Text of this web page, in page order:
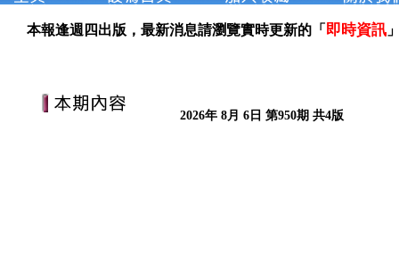
本報逢週四出版，最新消息請瀏覽實時更新的「 即時資訊
2026年 8月 6日 第950期 共4版